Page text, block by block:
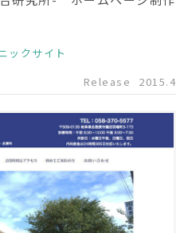
ックサイト
Release
2015.4